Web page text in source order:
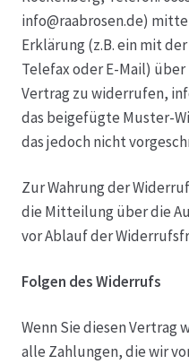
info@raabrosen.de)
Erklärung (z.B. ein mit
Telefax oder E-Mail)
Vertrag zu widerrufen,
das beigefügte Muster-
das jedoch nicht
Zur Wahrung der
die Mitteilung über die
vor Ablauf der
Folgen des Widerrufs
Wenn Sie diesen Vertrag
alle Zahlungen, die wir